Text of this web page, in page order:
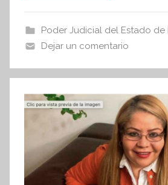
I
o
r
m
a
t
i
v
b
o
o
k
A
p
p
Poder Judicial del Estado de
Dejar un comentario